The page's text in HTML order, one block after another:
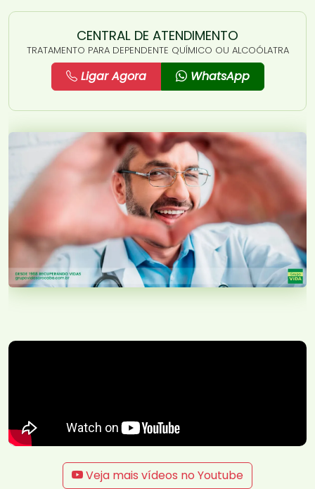
CENTRAL DE ATENDIMENTO
TRATAMENTO PARA DEPENDENTE QUÍMICO OU ALCOÓLATRA
Ligar Agora WhatsApp
Veja mais vídeos no Youtube